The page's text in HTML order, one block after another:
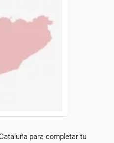
para completar tu